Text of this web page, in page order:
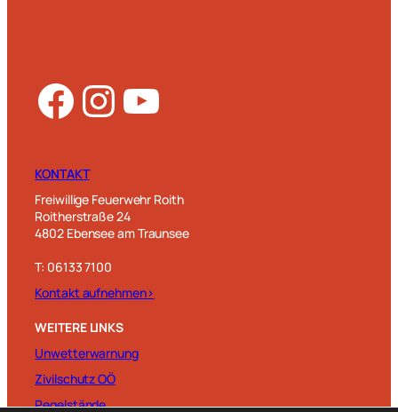
Facebook InstagramYouTube
KONTAKT
Freiwillige Feuerwehr Roith
Roitherstraße 24
4802 Ebensee am Traunsee
T: 06133 7100
Kontakt aufnehmen>
WEITERE LINKS
Unwetterwarnung
Zivilschutz OÖ
Pegelstände